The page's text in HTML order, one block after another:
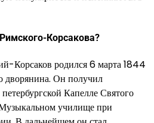
Корсакова?
Корсаков родился 6 марта 1844
дворянина. Он получил
Капелле Святого
училище при